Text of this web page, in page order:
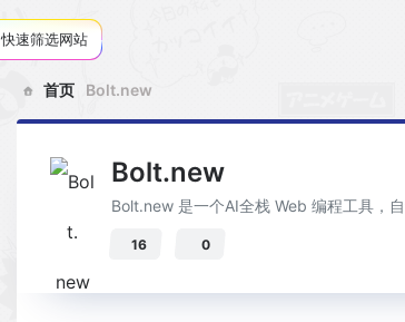
快速筛选网站
首页 Bolt․new
Bolt․new
Bolt․new 是一个AI全栈 Web 编程工具，
16 0